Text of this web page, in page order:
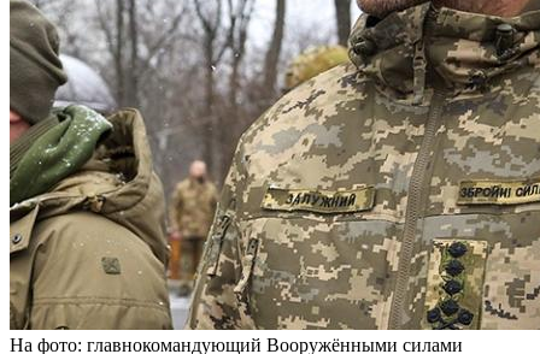
На фото: главнокомандующий Вооружёнными силами